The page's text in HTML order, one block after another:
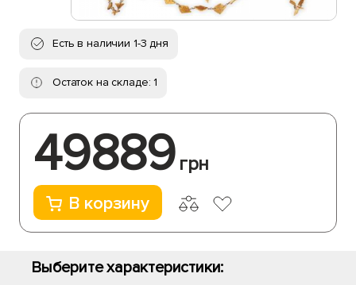
Есть в наличии 1-3 дня
Остаток на складе: 1
49889 грн
В корзину
Выберите характеристики: